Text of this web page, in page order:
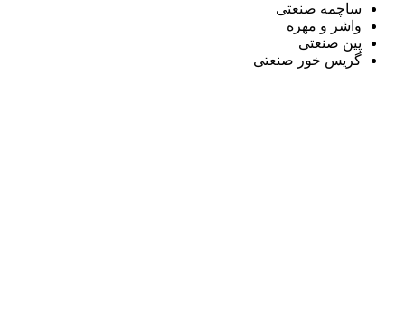
ساچمه صنعتی
واشر و مهره
پین صنعتی
گریس خور صنعتی